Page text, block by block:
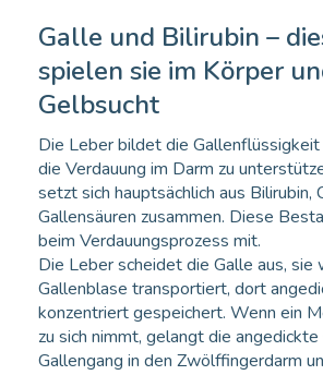
Galle und Bilirubin –
spielen sie im Körper
Gelbsucht
Die Leber bildet die Gallenflüssigkeit
die Verdauung im Darm zu
setzt sich hauptsächlich aus Bilirubin,
Gallensäuren zusammen. Diese
beim Verdauungsprozess mit.
Die Leber scheidet die Galle aus, sie
Gallenblase transportiert, dort
konzentriert gespeichert. Wenn ein
zu sich nimmt, gelangt die
Gallengang in den Zwölffingerdarm